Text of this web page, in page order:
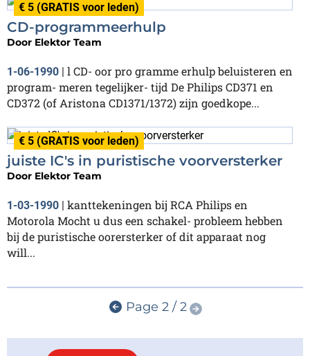
€ 5 (GRATIS voor leden)
CD-programmeerhulp
Door Elektor Team
1-06-1990 | l CD- oor pro gramme erhulp beluisteren en
program- meren tegelijker- tijd De Philips CD371 en
CD372 (of Aristona CD1371/1372) zijn goedkope...
€ 5 (GRATIS voor leden)
juiste IC's in puristische voorversterker
Door Elektor Team
1-03-1990 | kanttekeningen bij RCA Philips en
Motorola Mocht u dus een schakel- probleem hebben
bij de puristische oorersterker of dit apparaat nog
will...
Page 2 / 2